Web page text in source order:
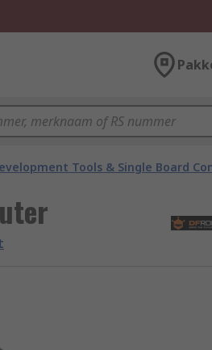
Tools & Single Board